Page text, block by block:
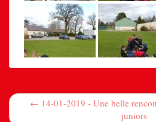
← 14-01-2019 - Une belle
juniors